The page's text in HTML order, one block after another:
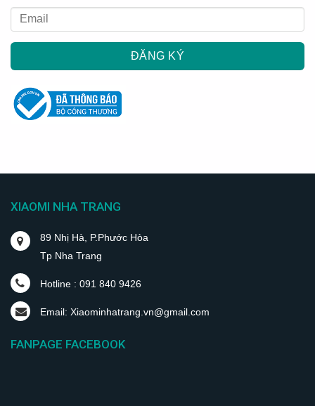
XIAOMI NHA TRANG
89 Nhị Hà, P.Phước Hòa
Tp Nha Trang
Hotline : 091 840 9426
Email: Xiaominhatrang.vn@gmail.com
FANPAGE FACEBOOK